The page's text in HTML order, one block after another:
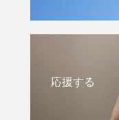
応援する